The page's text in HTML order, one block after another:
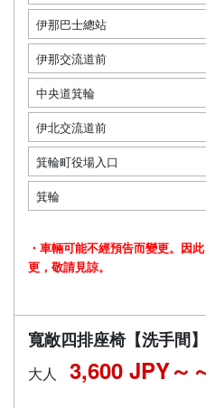
伊那巴士總站
伊那交流道前
中央道箕輪
伊北交流道前
箕輪町役場入口
箕輪
・車輛可能不經預告而變更。因
更，敬請見諒。
寬敞四排座椅【洗手間
大人 3,600 JPY～